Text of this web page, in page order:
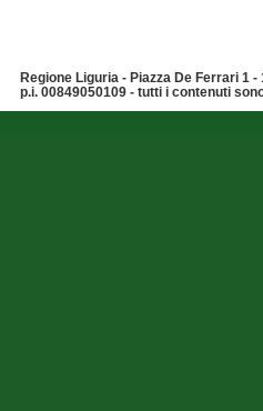
Regione Liguria - Piazza De Ferrari 1
p.i. 00849050109 - tutti i contenuti